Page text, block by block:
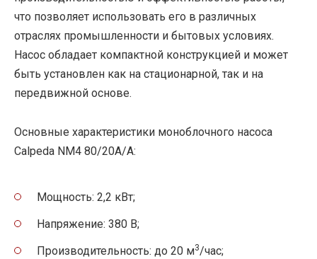
что позволяет использовать его в различных
отраслях промышленности и бытовых условиях.
Насос обладает компактной конструкцией и может
быть установлен как на стационарной, так и на
передвижной основе.
Основные характеристики моноблочного насоса
Calpeda NM4 80/20A/A:
Мощность: 2,2 кВт;
Напряжение: 380 В;
Производительность: до 20 м3/час;